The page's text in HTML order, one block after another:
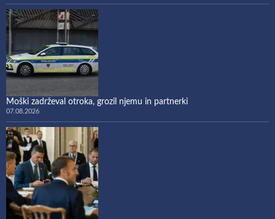
Moški zadrževal otroka, grozil njemu in partnerki
07.08.2026